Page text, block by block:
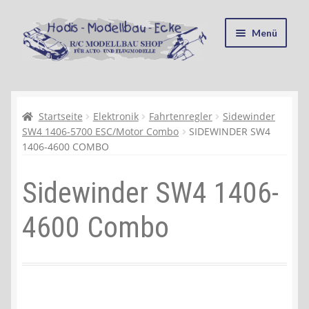
Zur
Navigation
springen
Zum
Inhalt
springen
Menü
Kasse
Mein Konto
Recycling, Entsorgung und Umwelt
Shop
Warenkorb
Startseite Elektronik Fahrtenregler
Sidewinder
SW4 1406-5700 ESC/Motor Combo
SIDEWINDER SW4
1406-4600 COMBO
Sidewinder SW4 1406-
4600 Combo